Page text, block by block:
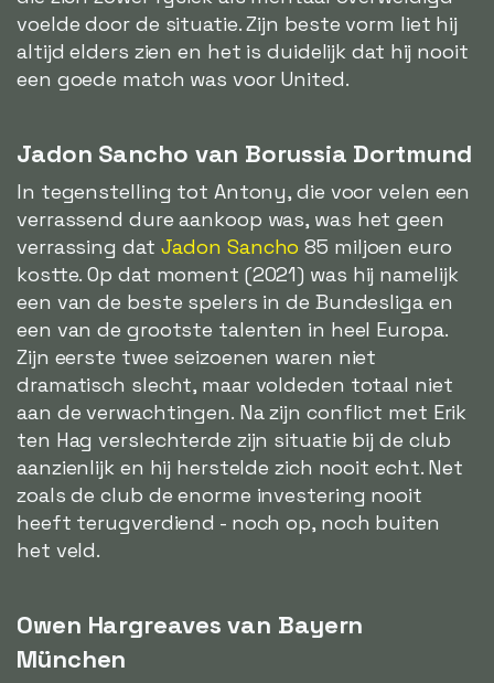
voelde door de situatie. Zijn beste vorm liet hij
altijd elders zien en het is duidelijk dat hij nooit
een goede match was voor United.
Jadon Sancho van Borussia Dortmund
In tegenstelling tot Antony, die voor velen een
verrassend dure aankoop was, was het geen
verrassing dat Jadon Sancho 85 miljoen euro
kostte. Op dat moment (2021) was hij namelijk
een van de beste spelers in de Bundesliga en
een van de grootste talenten in heel Europa.
Zijn eerste twee seizoenen waren niet
dramatisch slecht, maar voldeden totaal niet
aan de verwachtingen. Na zijn conflict met Erik
ten Hag verslechterde zijn situatie bij de club
aanzienlijk en hij herstelde zich nooit echt. Net
zoals de club de enorme investering nooit
heeft terugverdiend - noch op, noch buiten
het veld.
Owen Hargreaves van Bayern
München